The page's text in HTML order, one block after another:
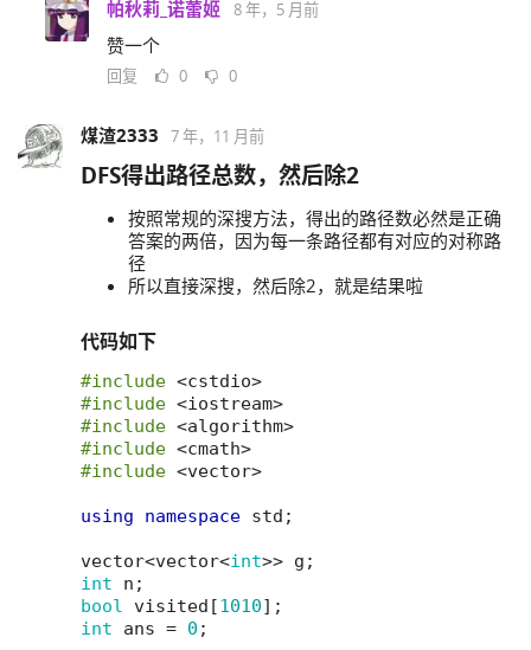
帕秋莉_诺蕾姬 8 年，5 月前
赞一个
回复 0 0
煤渣2333 7 年，11 月前
DFS得出路径总数，然后除2
按照常规的深搜方法，得出的路径数必然是正确
答案的两倍，因为每一条路径都有对应的对称路
径
所以直接深搜，然后除2，就是结果啦
代码如下
#include <cstdio>
#include <iostream>
#include <algorithm>
#include <cmath>
#include <vector>
using namespace std ;
vector<vector<int>> g ;
int
n ;
bool
visited [1010];
int
ans = 0 ;